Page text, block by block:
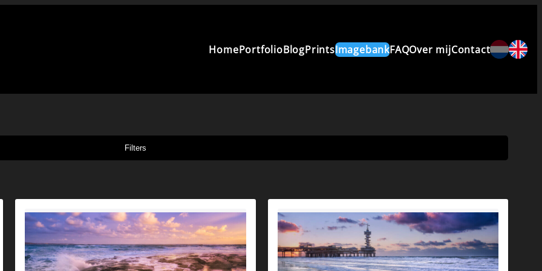
HomePortfolioBlogPrintsImagebankFAQOver mijContact
Filters